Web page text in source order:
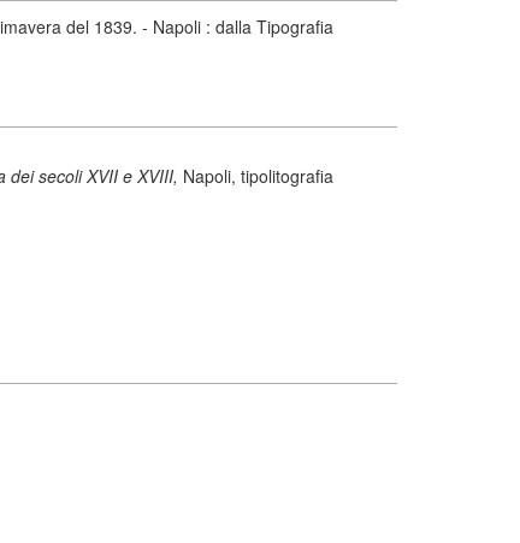
del 1839. - Napoli : dalla Tipografia
secoli XVII e XVIII, Napoli, tipolitografia